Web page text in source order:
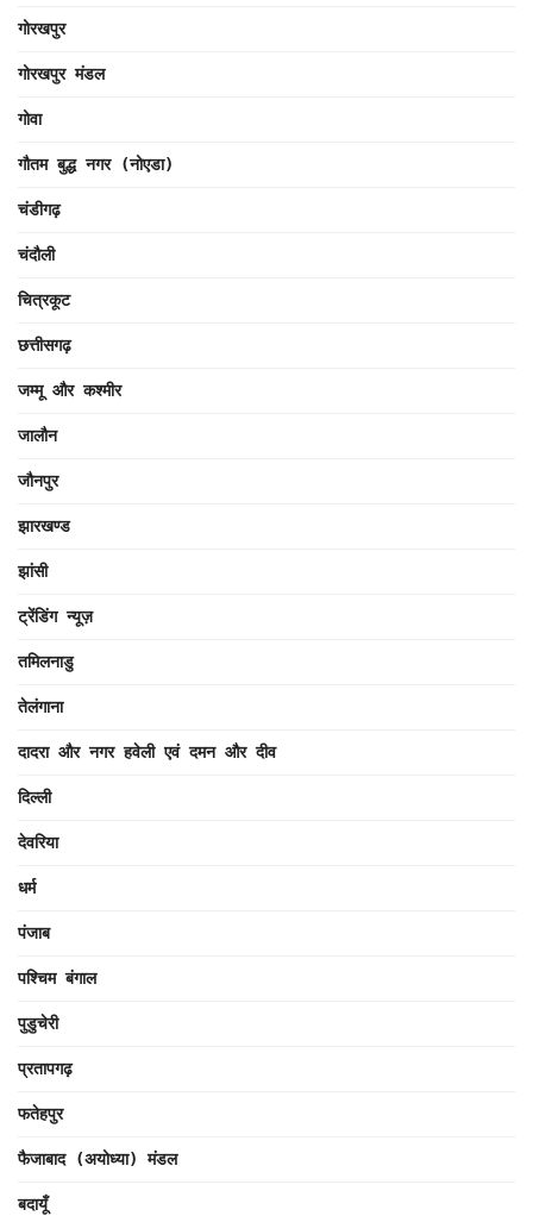
गोरखपुर
गोरखपुर मंडल
गोवा
गौतम बुद्ध नगर (नोएडा)
चंडीगढ़
चंदौली
चित्रकूट
छत्तीसगढ़
जम्मू और कश्मीर
जालौन
जौनपुर
झारखण्ड
झांसी
ट्रेंडिंग न्यूज़
तमिलनाडु
तेलंगाना
दादरा और नगर हवेली एवं दमन और दीव
दिल्ली
देवरिया
धर्म
पंजाब
पश्चिम बंगाल
पुडुचेरी
प्रतापगढ़
फतेहपुर
फैजाबाद (अयोध्या) मंडल
बदायूँ